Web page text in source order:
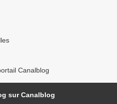
Canalblog
sur Canalblog